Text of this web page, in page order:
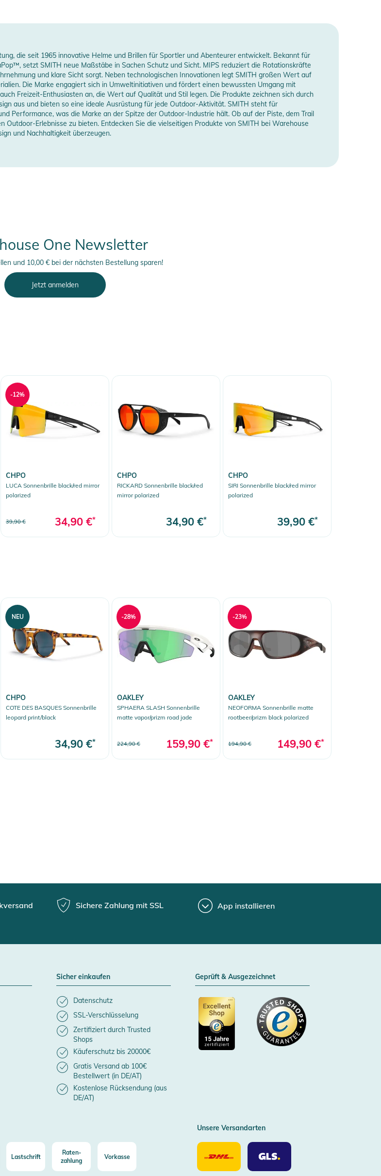
anzeigen
die seit 1965 innovative Helme und Brillen für Sportler und Abenteurer entwickelt. Bekannt für
setzt SMITH neue Maßstäbe in Sachen Schutz und Sicht. MIPS reduziert die Rotationskräfte
und klare Sicht sorgt. Neben technologischen Innovationen legt SMITH großen Wert auf
Die Marke engagiert sich in Umweltinitiativen und fördert einen bewussten Umgang mit
Freizeit-Enthusiasten an, die Wert auf Qualität und Stil legen. Die Produkte zeichnen sich durch
aus und bieten so eine ideale Ausrüstung für jede Outdoor-Aktivität. SMITH steht für
Performance, was die Marke an der Spitze der Outdoor-Industrie hält. Ob auf der Piste, dem Trail
Erlebnisse zu bieten. Entdecken Sie die vielseitigen Produkte von SMITH bei Warehouse
und Nachhaltigkeit überzeugen.
One Newsletter
und 10,00 € bei der nächsten Bestellung sparen!
Jetzt anmelden
CHPO
LUCA Sonnenbrille black/red mirror
polarized
39,90 € 34,90 €*
-12%
CHPO
RICKARD Sonnenbrille black/red
mirror polarized
34,90 €*
CHPO
SIRI Sonnenbrille black/red mirror
polarized
39,90 €*
CHPO
COTE DES BASQUES Sonnenbrille
leopard print/black
34,90 €*
NEU
OAKLEY
SPHAERA SLASH Sonnenbrille
matte vapor/prizm road jade
224,90 € 159,90 €*
-28%
OAKLEY
NEOFORMA Sonnenbrille matte
rootbeer/prizm black polarized
194,90 € 149,90 €*
-23%
Sichere Zahlung mit SSL App installieren
Sicher einkaufen
Datenschutz
SSL-Verschlüsselung
Zertifiziert durch Trusted
Shops
Käuferschutz bis 20000€
Gratis Versand ab 100€
Bestellwert (in DE/AT)
Kostenlose Rücksendung (aus
DE/AT)
Geprüft & Ausgezeichnet
Lastschrift
Raten-
zahlung
Vorkasse
Unsere Versandarten
Unsere
Versandarten
DHL
Unsere
Versandarten
GLS